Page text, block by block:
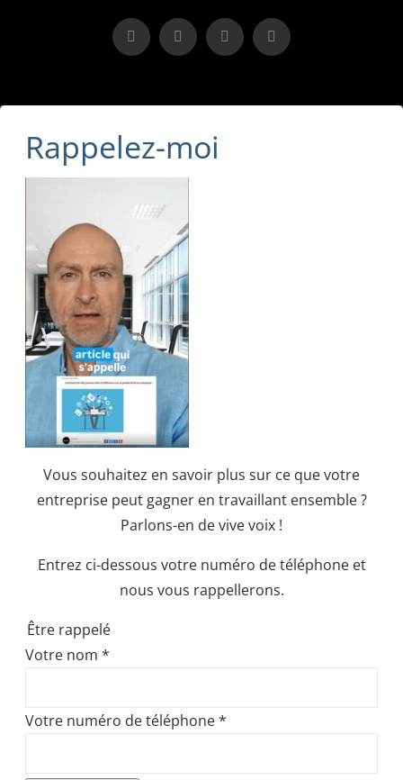
X LinkedInInstagramFacebook
Rappelez-moi
Vous souhaitez en savoir plus sur ce que votre
entreprise peut gagner en travaillant ensemble ?
Parlons-en de vive voix !
Entrez ci-dessous votre numéro de téléphone et
nous vous rappellerons.
Être rappelé
Votre nom *
Votre numéro de téléphone*